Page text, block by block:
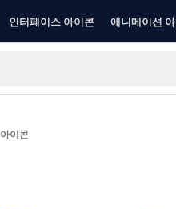
인터페이스 아이콘 애니메이션
아이콘